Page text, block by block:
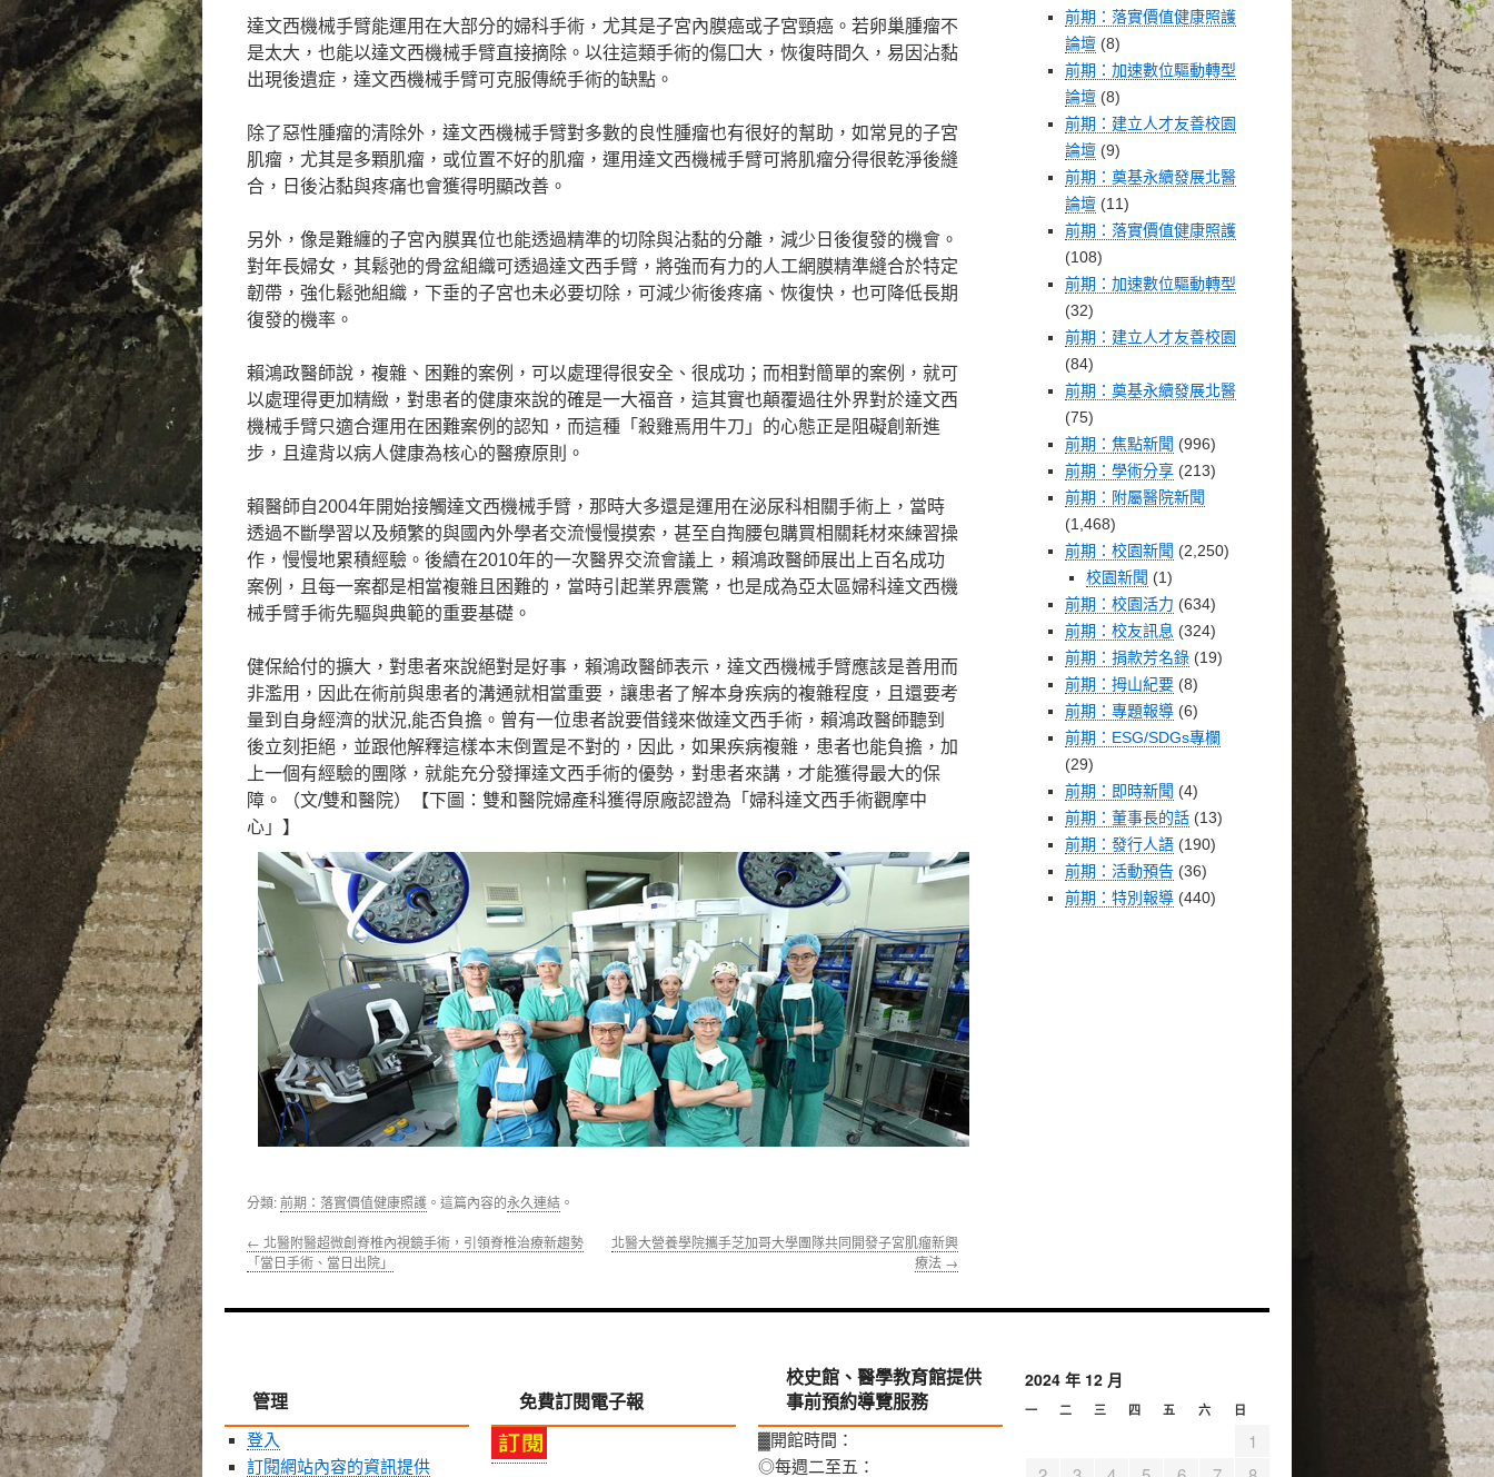
達文西機械手臂能運用在大部分的婦科手術，尤其是子宮內膜癌或子宮頸癌。若卵巢腫瘤不
是太大，也能以達文西機械手臂直接摘除。以往這類手術的傷囗大，恢復時間久，易因沾黏
出現後遺症，達文西機械手臂可克服傳統手術的缺點。
除了惡性腫瘤的清除外，達文西機械手臂對多數的良性腫瘤也有很好的幫助，如常見的子宮
肌瘤，尤其是多顆肌瘤，或位置不好的肌瘤，運用達文西機械手臂可將肌瘤分得很乾淨後縫
合，日後沾黏與疼痛也會獲得明顯改善。
另外，像是難纏的子宮內膜異位也能透過精準的切除與沾黏的分離，減少日後復發的機會。
對年長婦女，其鬆弛的骨盆組織可透過達文西手臂，將強而有力的人工網膜精準縫合於特定
韌帶，強化鬆弛組織，下垂的子宮也未必要切除，可減少術後疼痛、恢復快，也可降低長期
復發的機率。
賴鴻政醫師說，複雜、困難的案例，可以處理得很安全、很成功；而相對簡單的案例，就可
以處理得更加精緻，對患者的健康來說的確是一大福音，這其實也顛覆過往外界對於達文西
機械手臂只適合運用在困難案例的認知，而這種「殺雞焉用牛刀」的心態正是阻礙創新進
步，且違背以病人健康為核心的醫療原則。
賴醫師自2004年開始接觸達文西機械手臂，那時大多還是運用在泌尿科相關手術上，當時
透過不斷學習以及頻繁的與國內外學者交流慢慢摸索，甚至自掏腰包購買相關耗材來練習操
作，慢慢地累積經驗。後續在2010年的一次醫界交流會議上，賴鴻政醫師展出上百名成功
案例，且每一案都是相當複雜且困難的，當時引起業界震驚，也是成為亞太區婦科達文西機
械手臂手術先驅與典範的重要基礎。
健保給付的擴大，對患者來說絕對是好事，賴鴻政醫師表示，達文西機械手臂應該是善用而
非濫用，因此在術前與患者的溝通就相當重要，讓患者了解本身疾病的複雜程度，且還要考
量到自身經濟的狀況,能否負擔。曾有一位患者說要借錢來做達文西手術，賴鴻政醫師聽到
後立刻拒絕，並跟他解釋這樣本末倒置是不對的，因此，如果疾病複雜，患者也能負擔，加
上一個有經驗的團隊，就能充分發揮達文西手術的優勢，對患者來講，才能獲得最大的保
障。（文/雙和醫院）【下圖：雙和醫院婦產科獲得原廠認證為「婦科達文西手術觀摩中
心」】
分類:前期：落實價值健康照護 。這篇內容的永久連結 。
← 北醫附醫超微創脊椎內視鏡手術，引領脊椎治療新趨勢
「當日手術、當日出院」
北醫大營養學院攜手芝加哥大學團隊共同開發子宮肌瘤新興
療法 →
前期：落實價值健康照護
論壇 (8)
前期：加速數位驅動轉型
論壇 (8)
前期：建立人才友善校園
論壇 (9)
前期：奠基永續發展北醫
論壇 (11)
前期：落實價值健康照護
(108)
前期：加速數位驅動轉型
(32)
前期：建立人才友善校園
(84)
前期：奠基永續發展北醫
(75)
前期：焦點新聞 (996)
前期：學術分享 (213)
前期：附屬醫院新聞
(1,468)
前期：校園新聞 (2,250)
校園新聞 (1)
前期：校園活力 (634)
前期：校友訊息 (324)
前期：捐款芳名錄 (19)
前期：拇山紀要 (8)
前期：專題報導 (6)
前期：ESG/SDGs專欄
(29)
前期：即時新聞 (4)
前期：董事長的話 (13)
前期：發行人語 (190)
前期：活動預告 (36)
前期：特別報導 (440)
管理
登入
訂閱網站內容的資訊提供
免費訂閱電子報
校史館、醫學教育館提供
事前預約導覽服務
▓開館時間：
◎每週二至五：
2024 年 12 月
一 二 三 四 五 六 日
1